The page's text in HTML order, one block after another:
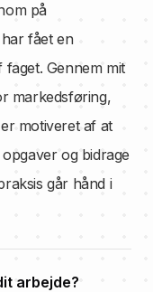
på
fået en
Gennem mit
markedsføring,
motiveret af at
og bidrage
går hånd i
arbejde?